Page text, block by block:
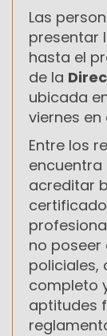
Las
presentar
hasta el
de la
ubicada
viernes en
Entre los
encuentra
acreditar
no poseer
policiales,
completo
aptitudes